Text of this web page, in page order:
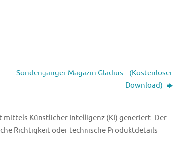
Sondengänger Magazin Gladius – (Kostenloser
Download)
Künstlicher Intelligenz (KI) generiert. Der
Richtigkeit oder technische Produktdetails